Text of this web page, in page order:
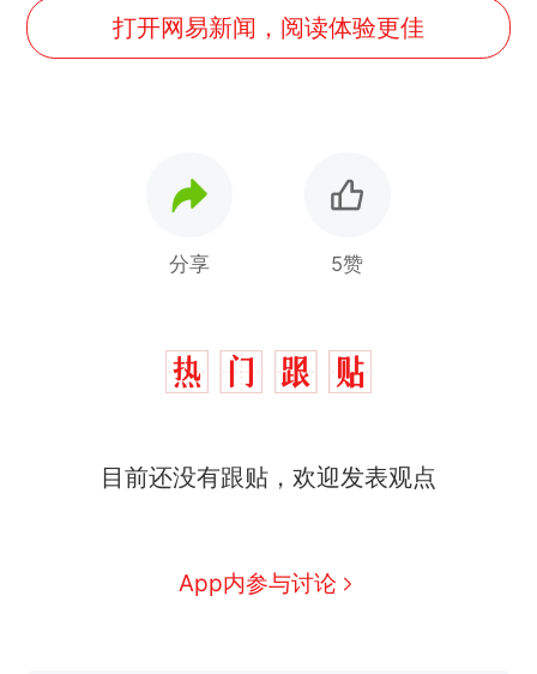
打开网易新闻，阅读体验更佳
分享 5赞
目前还没有跟贴，欢迎发表观点
App内参与讨论
热
制裁瓜子饺子，美国怕什
因老师一句“跟我回家”改写了
协会回应
男子上山采菌偶然发现鸡枞菌